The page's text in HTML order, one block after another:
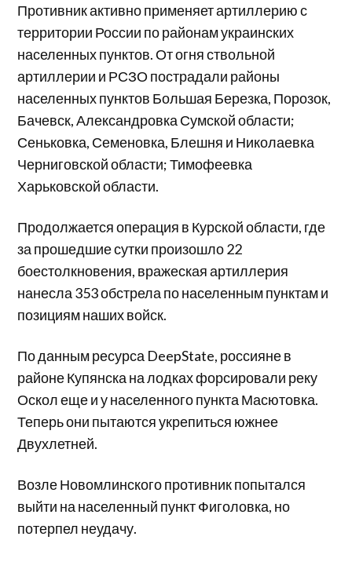
Противник активно применяет артиллерию с
территории России по районам украинских
населенных пунктов. От огня ствольной
артиллерии и РСЗО пострадали районы
населенных пунктов Большая Березка, Порозок,
Бачевск, Александровка Сумской области;
Сеньковка, Семеновка, Блешня и Николаевка
Черниговской области; Тимофеевка
Харьковской области.
Продолжается операция в Курской области, где
за прошедшие сутки произошло 22
боестолкновения, вражеская артиллерия
нанесла 353 обстрела по населенным пунктам и
позициям наших войск.
По данным ресурса DeepState, россияне в
районе Купянска на лодках форсировали реку
Оскол еще и у населенного пункта Масютовка.
Теперь они пытаются укрепиться южнее
Двухлетней.
Возле Новомлинского противник попытался
выйти на населенный пункт Фиголовка, но
потерпел неудачу.